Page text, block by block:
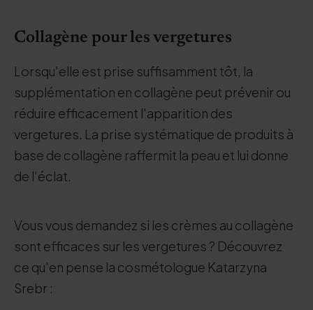
Collagène pour les vergetures
Lorsqu'elle est prise suffisamment tôt, la
supplémentation en collagène peut prévenir ou
réduire efficacement l'apparition des
vergetures. La prise systématique de produits à
base de collagène raffermit la peau et lui donne
de l'éclat.
Vous vous demandez si les crèmes au collagène
sont efficaces sur les vergetures ? Découvrez
ce qu'en pense la cosmétologue Katarzyna
Srebr :